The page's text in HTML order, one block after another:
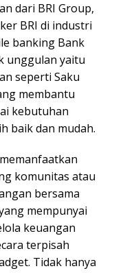
dari BRI Group,
BRI di industri
banking Bank
unggulan yaitu
seperti Saku
membantu
kebutuhan
baik dan mudah.
komunitas atau
bersama
mempunyai
keuangan
terpisah
Tidak hanya